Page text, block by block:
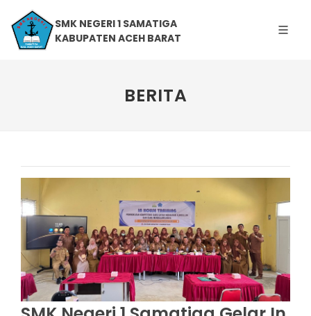
SMK NEGERI 1 SAMATIGA
KABUPATEN ACEH BARAT
BERITA